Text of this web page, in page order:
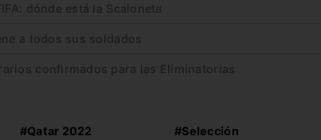
dónde está la Scaloneta
a todos sus soldados
confirmados para las Eliminatorias
#Qatar 2022 #Selección